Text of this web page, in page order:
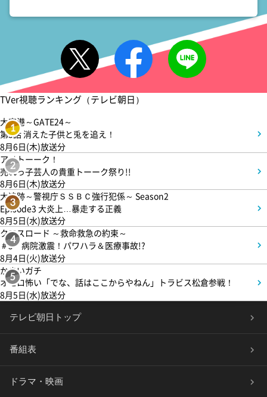
TVer視聴ランキング（テレビ朝日）
1
大空港～GATE24～
第3話 消えた子供と兎を追え！
8月6日(木)放送分
2
アメトーーク！
売れっ子芸人の貴重トーーク祭り!!
8月6日(木)放送分
3
大追跡～警視庁ＳＳＢＣ強行犯係～ Season2
Episode3 大炎上…暴走する正義
8月5日(水)放送分
4
クロスロード ～救命救急の約束～
＃5 病院激震！パワハラ＆医療事故!?
8月4日(火)放送分
5
かまいガチ
オモロ怖い「でな、話はここからやねん」トラビス松倉参戦！
8月5日(水)放送分
テレビ朝日トップ
番組表
ドラマ・映画